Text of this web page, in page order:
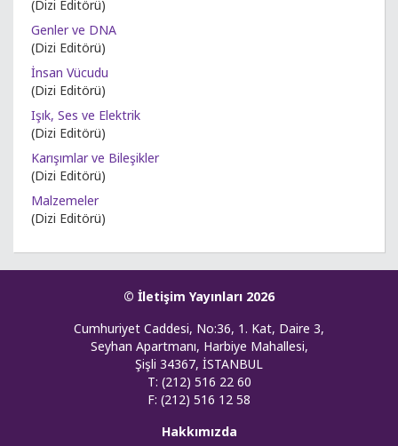
(Dizi Editörü)
Genler ve DNA
(Dizi Editörü)
İnsan Vücudu
(Dizi Editörü)
Işık, Ses ve Elektrik
(Dizi Editörü)
Karışımlar ve Bileşikler
(Dizi Editörü)
Malzemeler
(Dizi Editörü)
© İletişim Yayınları 2026
Cumhuriyet Caddesi, No:36, 1. Kat, Daire 3,
Seyhan Apartmanı, Harbiye Mahallesi,
Şişli 34367, İSTANBUL
T: (212) 516 22 60
F: (212) 516 12 58
Hakkımızda